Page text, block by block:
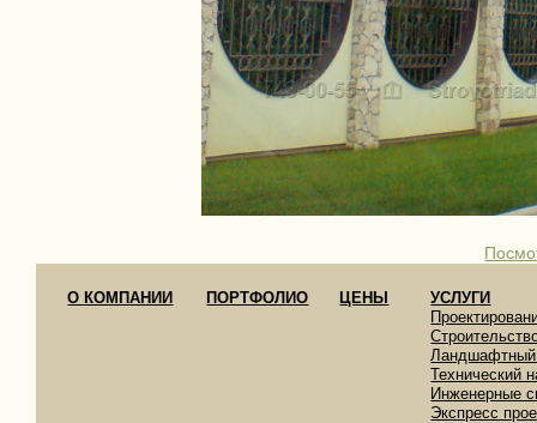
О КОМПАНИИ ПОРТФОЛИО ЦЕНЫ
УСЛУГИ
Ландшафтный
Технический
Инженерные
Экспресс